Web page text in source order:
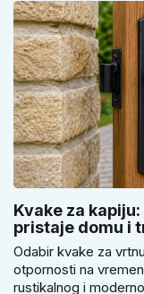
Kvake za
pristaje domu i
Odabir kvake za
otpornosti na
rustikalnog i